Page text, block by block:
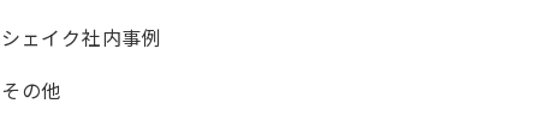
シェイク社内事例
その他